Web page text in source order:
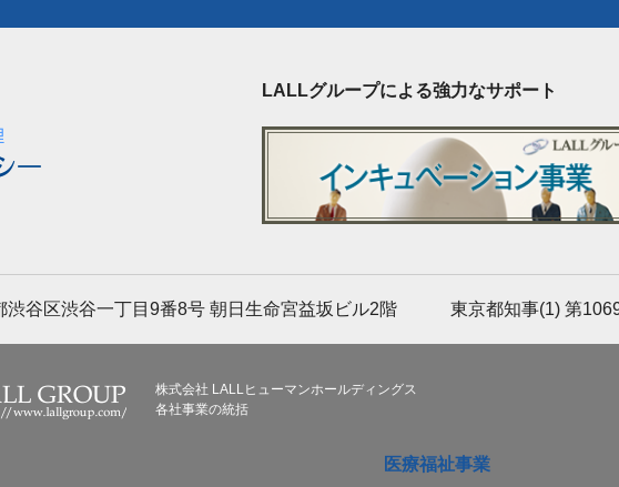
LALLグループによる強力なサポート
渋谷区渋谷一丁目9番8号 朝日生命宮益坂ビル2階 東京都知事(1) 第
株式会社 LALLヒューマンホールディングス
各社事業の統括
医療福祉事業